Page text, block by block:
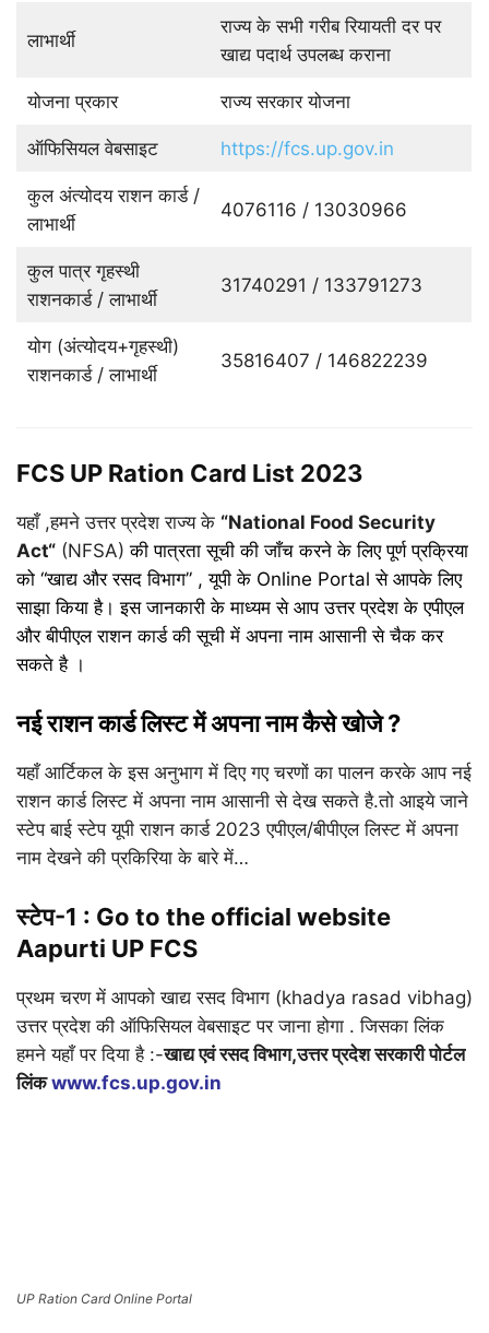
लाभार्थी
राज्य के सभी गरीब रियायती दर पर
खाद्य पदार्थ उपलब्ध कराना
योजना प्रकार राज्य सरकार योजना
ऑफिसियल वेबसाइट https://fcs.up.gov.in
कुल अंत्योदय राशन कार्ड /
लाभार्थी
4076116 / 13030966
कुल पात्र गृहस्थी
राशनकार्ड / लाभार्थी
31740291 / 133791273
योग (अंत्योदय+गृहस्थी)
राशनकार्ड / लाभार्थी
35816407 / 146822239
FCS UP Ration Card List 2023
यहाँ ,हमनेउत्तर प्रदेश राज्य के “National Food Security
Act“ (NFSA)की पात्रता सूची की जाँच करने के लिए पूर्ण प्रक्रिया
को “खाद्य और रसद विभाग” , यूपी के Online Portal से आपके लिए
साझा किया है। इस जानकारी के माध्यम से आप उत्तर प्रदेश केएपीएल
और बीपीएल राशन कार्ड की सूची में अपना नाम आसानी से चैक कर
सकते है ।
नई राशन कार्ड लिस्ट में अपना नाम कैसे खोजे ?
यहाँ आर्टिकल के इस अनुभाग में दिए गए चरणों का पालन करके आप नई
राशन कार्ड लिस्ट में अपना नाम आसानी से देख सकते है.तो आइये जाने
स्टेप बाई स्टेप यूपी राशन कार्ड 2023 एपीएल/बीपीएल लिस्ट में अपना
नाम देखने की प्रकिरिया के बारे में…
स्टेप-1 : Go to the official website
Aapurti UP FCS
प्रथम चरण में आपको खाद्य रसद विभाग (khadya rasad vibhag)
उत्तर प्रदेश की ऑफिसियल वेबसाइट पर जाना होगा . जिसका लिंक
हमने यहाँ पर दिया है :-खाद्य एवं रसद विभाग,उत्तर प्रदेश सरकारी पोर्टल
लिंकwww.fcs.up.gov.in
UP Ration Card Online Portal